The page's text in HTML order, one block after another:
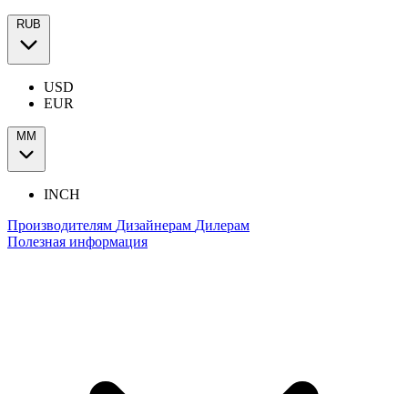
RUB
USD
EUR
ММ
INCH
Производителям Дизайнерам Дилерам
Полезная информация